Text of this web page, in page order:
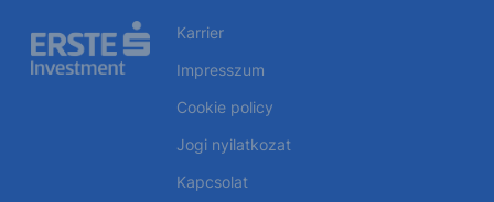
Karrier
Impresszum
Cookie policy
Jogi nyilatkozat
Kapcsolat